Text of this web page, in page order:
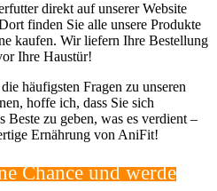
direkt auf unserer Website
finden Sie alle unsere Produkte
kaufen. Wir liefern Ihre Bestellung
Ihre Haustür!
häufigsten Fragen zu unseren
hoffe ich, dass Sie sich
Beste zu geben, was es verdient –
Ernährung von AniFit!
Chance und ​werde